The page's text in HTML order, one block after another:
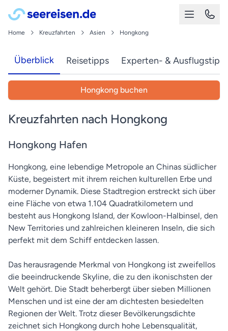
Home Kreuzfahrten Asien Hongkong
Überblick Reisetipps Experten- &
Hongkong buchen
Kreuzfahrten nach Hongkong
Hongkong Hafen
Hongkong, eine lebendige Metropole an Chinas südlicher
Küste, begeistert mit ihrem reichen kulturellen Erbe und
moderner Dynamik. Diese Stadtregion erstreckt sich über
eine Fläche von etwa 1.104 Quadratkilometern und
besteht aus Hongkong Island, der Kowloon-Halbinsel, den
New Territories und zahlreichen kleineren Inseln, die sich
perfekt mit dem Schiff entdecken lassen.
Das herausragende Merkmal von Hongkong ist zweifellos
die beeindruckende Skyline, die zu den ikonischsten der
Welt gehört. Die Stadt beherbergt über sieben Millionen
Menschen und ist eine der am dichtesten besiedelten
Regionen der Welt. Trotz dieser Bevölkerungsdichte
zeichnet sich Hongkong durch hohe Lebensqualität,